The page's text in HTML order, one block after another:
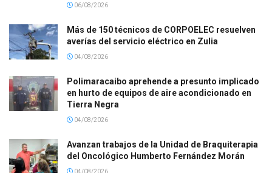
06/08/2026
Más de 150 técnicos de CORPOELEC resuelven
averías del servicio eléctrico en Zulia
04/08/2026
Polimaracaibo aprehende a presunto implicado
en hurto de equipos de aire acondicionado en
Tierra Negra
04/08/2026
Avanzan trabajos de la Unidad de Braquiterapia
del Oncológico Humberto Fernández Morán